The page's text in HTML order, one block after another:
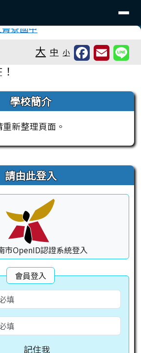
大 中 小
學校簡介
新整理頁面。
請由此登入
市OpenID認證系統登入
會員登入
記住我